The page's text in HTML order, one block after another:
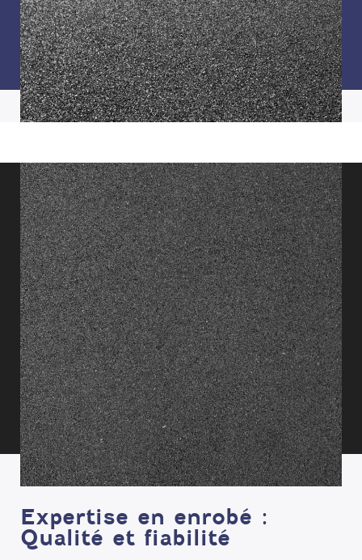
Expertise en enrobé :
Qualité et fiabilité